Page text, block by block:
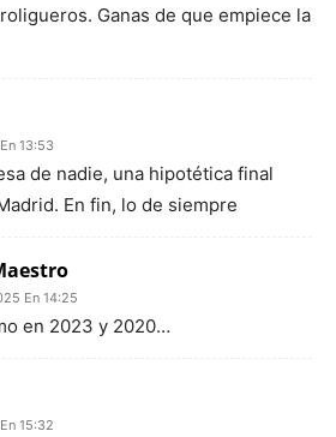
Ganas de que empiece la
13:53
de nadie, una hipotética final
En fin, lo de siempre
En 14:25
en 2023 y 2020…
15:32